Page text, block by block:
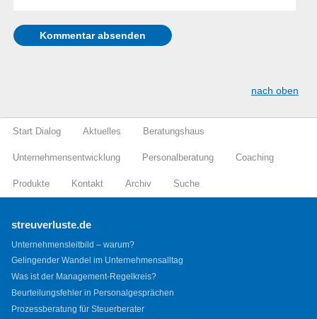
nach oben
Start Dialog Aktuelles Beratungshaus
Unternehmensentwicklung Personalberatung Coaching
Produkte Kontakt Archiv Suche
streuverluste.de
Unternehmensleitbild – warum?
Gelingender Wandel im Unternehmensalltag
Was ist der Management-Regelkreis?
Beurteilungsfehler in Personalgesprächen
Prozessberatung für Steuerberater